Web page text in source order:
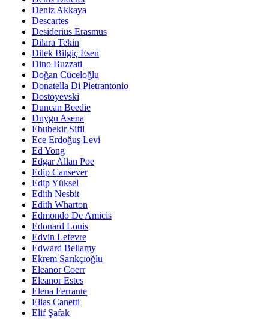
Deniz Akkaya
Descartes
Desiderius Erasmus
Dilara Tekin
Dilek Bilgiç Esen
Dino Buzzati
Doğan Cüceloğlu
Donatella Di Pietrantonio
Dostoyevski
Duncan Beedie
Duygu Asena
Ebubekir Sifil
Ece Erdoğuş Levi
Ed Yong
Edgar Allan Poe
Edip Cansever
Edip Yüksel
Edith Nesbit
Edith Wharton
Edmondo De Amicis
Edouard Louis
Edvin Lefevre
Edward Bellamy
Ekrem Sarıkçıoğlu
Eleanor Coerr
Eleanor Estes
Elena Ferrante
Elias Canetti
Elif Şafak